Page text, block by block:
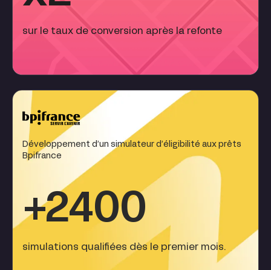
sur le taux de conversion après la refonte
Développement d’un simulateur d’éligibilité aux prêts
Bpifrance
+2400
simulations qualifiées dès le premier mois.